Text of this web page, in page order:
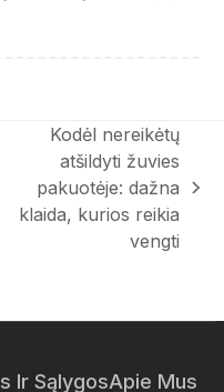
post:
Kodėl nereikėtų
atšildyti žuvies
pakuotėje: dažna
klaida, kurios reikia
vengti
Ir SąlygosApie Mus